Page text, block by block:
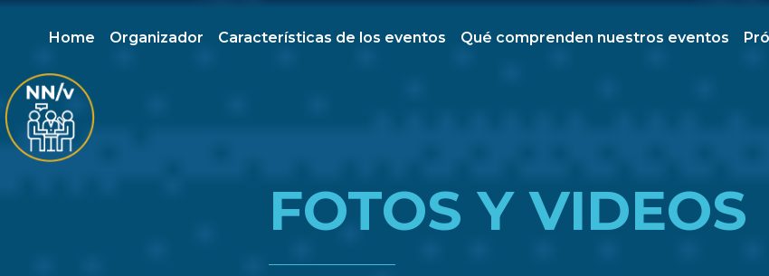
Home Organizador Características de los eventos Qué comprenden nuestros eventos
FOTOS Y VIDEOS